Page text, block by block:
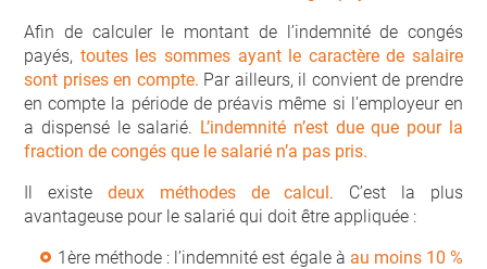
Afin de calculer le montant de l’indemnité de congés
payés, toutes les sommes ayant le caractère de salaire
sont prises en compte. Par ailleurs, il convient de prendre
en compte la période de préavis même si l’employeur en
a dispensé le salarié. L’indemnité n’est due que pour la
fraction de congés que le salarié n’a pas pris.
Il existe deux méthodes de calcul. C’est la plus
avantageuse pour le salarié qui doit être appliquée :
1ère méthode : l’indemnité est égale à au moins 10 %